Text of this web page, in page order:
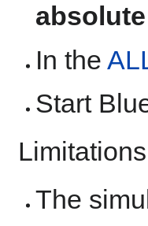
absolute
In the
Start
The